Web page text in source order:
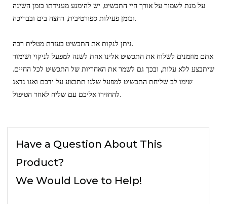
על מנת לשמור על אורך חיי התכשיט, יש להימנע מענידתו בזמן השינה
ובזמן פעילות ספורטיבית, רחצה בים ובבריכה.
ניתן לנקות את התכשיט בעזרת מטלית רכה.
אתם מוזמנים לשלוח את התכשיט אלינו אחת לשנה למפעל לניקוי ושימור
שיתבצע ללא עלות, ובכך גם לשמר את האחריות של התכשיט לכל החיים.
שימו לב שליחת התכשיט למפעל שלנו תתבצע על ידכם ואנו נדאג
להחזירו אליכם עם שליח לאחר הטיפול.
Have a Question About This
Product?
We Would Love to Help!